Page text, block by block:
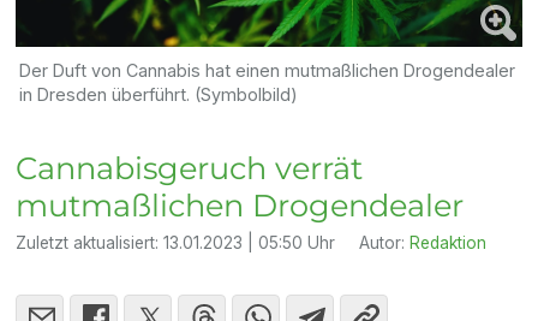
Der Duft von Cannabis hat einen mutmaßlichen Drogendealer
in Dresden überführt. (Symbolbild)
Cannabisgeruch verrät
mutmaßlichen Drogendealer
Zuletzt aktualisiert:13.01.2023 | 05:50 Uhr Autor: Redaktion